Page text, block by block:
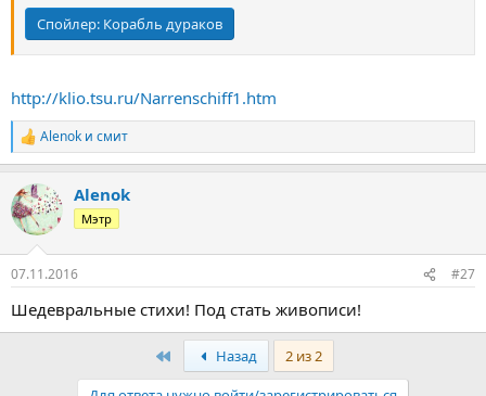
Спойлер: Корабль дураков
http://klio.tsu.ru/Narrenschiff1.htm
Р
е
к
ц
и
Alenok и смит
Alenok
Мэтр
07.11.2016 #27
Шедевральные стихи! Под стать живописи!
ПервыйНазад
2 из 2